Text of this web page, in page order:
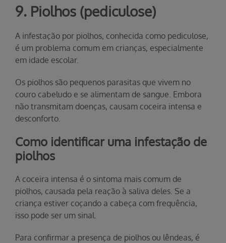
9. Piolhos (pediculose)
A infestação por piolhos, conhecida como pediculose,
é um problema comum em crianças, especialmente
em idade escolar.
Os piolhos são pequenos parasitas que vivem no
couro cabeludo e se alimentam de sangue. Embora
não transmitam doenças, causam coceira intensa e
desconforto.
Como identificar uma infestação de
piolhos
A coceira intensa é o sintoma mais comum de
piolhos, causada pela reação à saliva deles. Se a
criança estiver coçando a cabeça com frequência,
isso pode ser um sinal.
Para confirmar a presença de piolhos ou lêndeas, é